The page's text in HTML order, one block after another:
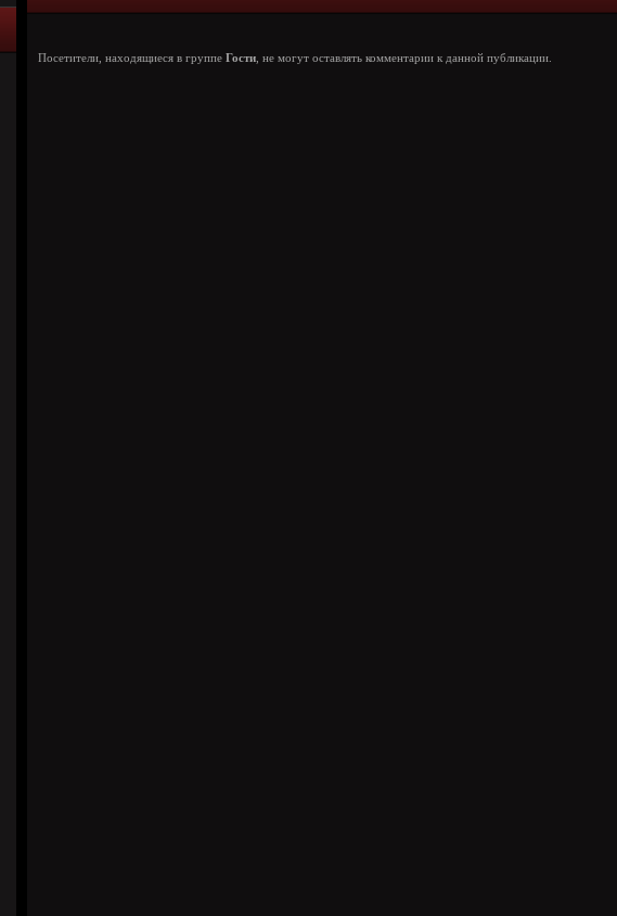
Посетители, находящиеся в группе Гости , не могут оставлять комментарии к данной публикации.